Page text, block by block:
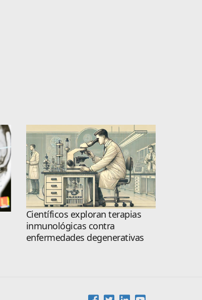
Científicos exploran terapias
inmunológicas contra
enfermedades degenerativas